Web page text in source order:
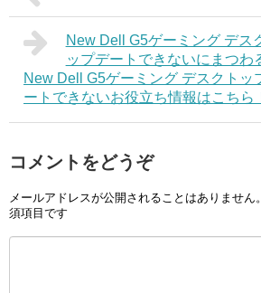
New Dell G5ゲーミング デス
ップデートできないにまつわ
New Dell G5ゲーミング デスクトッ
ートできないお役立ち情報はこちら
コメントをどうぞ
メールアドレスが公開されることはありません。
須項目です